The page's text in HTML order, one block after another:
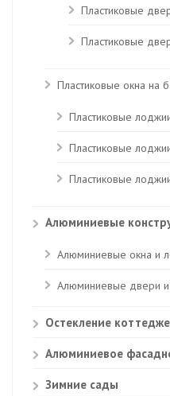
Пластиковые
Пластиковые
Пластиковые окна на
Пластиковые
Пластиковые
Пластиковые
Алюминиевые
Алюминиевые окна и
Алюминиевые двери
Остекление
Алюминиевое
Зимние сады